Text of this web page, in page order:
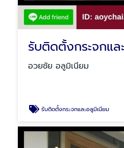
รับติดตั้งกระจกแล
อวยชัย อลูมิเนียม
รับติดตั้งกระจกและอลูมิเนียม